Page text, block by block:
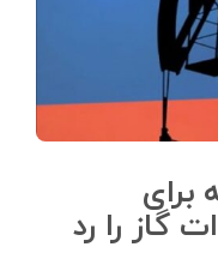
برای
گاز را رد